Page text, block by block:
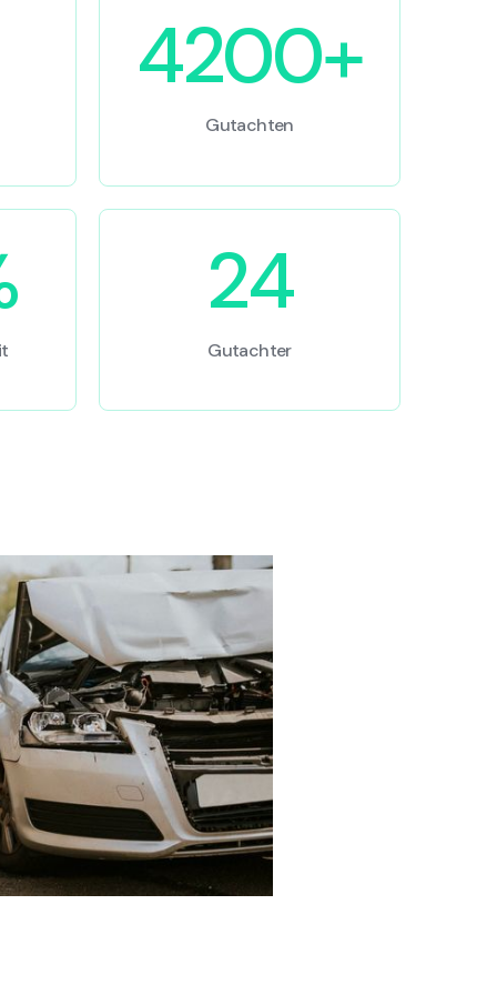
4200+
Gutachten
24
Gutachter